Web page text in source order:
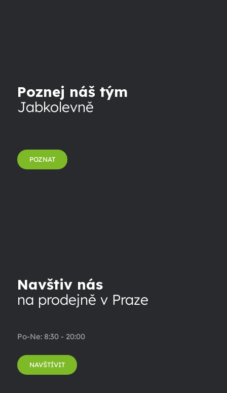
Poznej náš tým
Jabkolevně
POZNAT
Navštiv nás
na prodejně v Praze
Po-Ne: 8:30 - 20:00
NAVŠTÍVIT